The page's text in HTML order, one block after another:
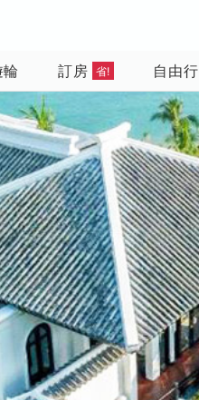
訂房 省! 自由行